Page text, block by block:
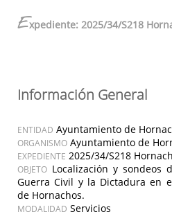
Expediente: 2025/34/S218
Información General
ENTIDAD Ayuntamiento de
ORGANISMO Ayuntamiento de
EXPEDIENTE 2025/34/S218
OBJETO Localización y sondeos
Guerra Civil y la Dictadura en
de Hornachos.
MODALIDAD Servicios